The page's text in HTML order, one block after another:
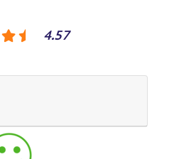
4.57